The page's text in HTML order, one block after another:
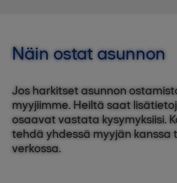
Näin ostat asunnon
Jos harkitset asunnon
myyjiimme. Heiltä saat
osaavat vastata kysymyksiisi.
tehdä yhdessä myyjän kanssa
verkossa.